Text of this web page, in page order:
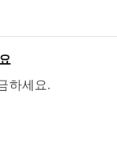
하세요.